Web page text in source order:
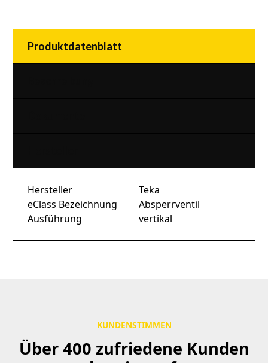
Produktdatenblatt
Hersteller
Teka
eClass Bezeichnung
Absperrventil
Ausführung
vertikal
KUNDENSTIMMEN
Über 400 zufriedene Kunden